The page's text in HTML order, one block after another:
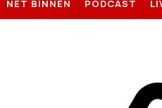
NET BINNEN PODCAST